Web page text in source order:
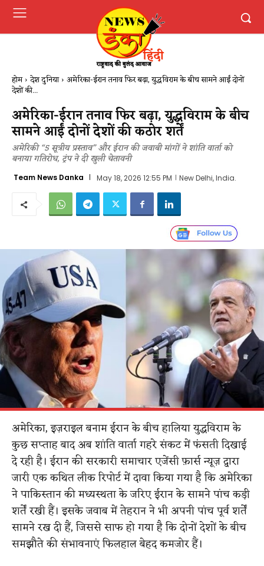
होम देश दुनिया अमेरिका-ईरान तनाव फिर बढ़ा, युद्धविराम के बीच सामने आईं दोनों
देशों की...
अमेरिका-ईरान तनाव फिर बढ़ा, युद्धविराम के बीच
सामने आईं दोनों देशों की कठोर शर्तें
अमेरिकी “5 सूत्रीय प्रस्ताव” और ईरान की जवाबी मांगों ने शांति वार्ता को
बनाया गतिरोध, ट्रंप ने दी खुली चेतावनी
Team News Danka May 18, 2026 12:55 PM New Delhi, India.
अमेरिका, इज़राइल बनाम ईरान के बीच हालिया युद्धविराम के
कुछ सप्ताह बाद अब शांति वार्ता गहरे संकट में फंसती दिखाई
दे रही है। ईरान की सरकारी समाचार एजेंसी फ़ार्स न्यूज़ द्वारा
जारी एक कथित लीक रिपोर्ट में दावा किया गया है कि अमेरिका
ने पाकिस्तान की मध्यस्थता के जरिए ईरान के सामने पांच कड़ी
शर्तें रखी हैं। इसके जवाब में तेहरान ने भी अपनी पांच पूर्व शर्तें
सामने रख दी हैं, जिससे साफ हो गया है कि दोनों देशों के बीच
समझौते की संभावनाएं फिलहाल बेहद कमजोर हैं।